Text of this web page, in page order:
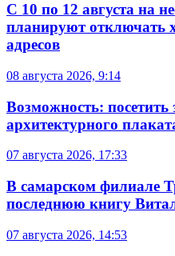
С 10 по 12 августа на
планируют отключать
адресов
08 августа 2026, 9:14
Возможность:
архитектурного
07 августа 2026, 17:33
В самарском филиале
последнюю книгу
07 августа 2026, 14:53